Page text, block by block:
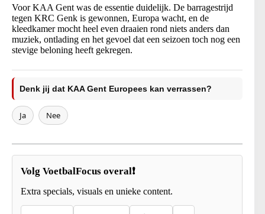
Voor KAA Gent was de essentie duidelijk. De barragestrijd
tegen KRC Genk is gewonnen, Europa wacht, en de
kleedkamer mocht heel even draaien rond niets anders dan
muziek, ontlading en het gevoel dat een seizoen toch nog een
stevige beloning heeft gekregen.
Denk jij dat KAA Gent Europees kan verrassen?
Ja Nee
Volg VoetbalFocus overal❗
Extra specials, visuals en unieke content.